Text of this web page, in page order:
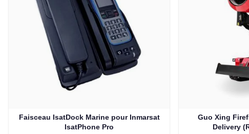
Faisceau IsatDock Marine pour Inmarsat
IsatPhone Pro
Guo Xing
Delivery